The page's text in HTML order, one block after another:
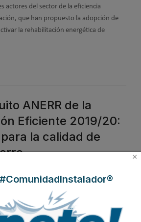
actores del sector de la eficiencia
que han propuesto la adopción de
la rehabilitación energética de
ANERR de la
Eficiente 2019/20:
la calidad de
×